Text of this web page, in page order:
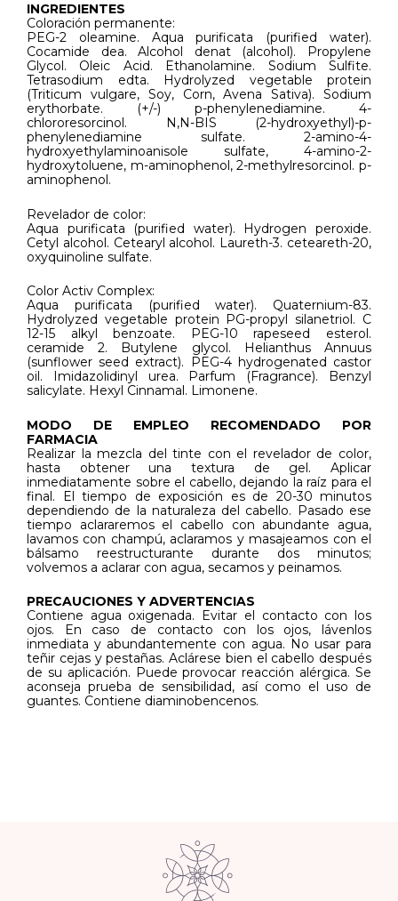
INGREDIENTES
Coloración permanente:
PEG-2 oleamine. Aqua purificata (purified water).
Cocamide dea. Alcohol denat (alcohol). Propylene
Glycol. Oleic Acid. Ethanolamine. Sodium Sulfite.
Tetrasodium edta. Hydrolyzed vegetable protein
(Triticum vulgare, Soy, Corn, Avena Sativa). Sodium
erythorbate. (+/-) p-phenylenediamine. 4-
chlororesorcinol. N,N-BIS (2-hydroxyethyl)-p-
phenylenediamine sulfate. 2-amino-4-
hydroxyethylaminoanisole sulfate, 4-amino-2-
hydroxytoluene, m-aminophenol, 2-methylresorcinol. p-
aminophenol.
Revelador de color:
Aqua purificata (purified water). Hydrogen peroxide.
Cetyl alcohol. Cetearyl alcohol. Laureth-3. ceteareth-20,
oxyquinoline sulfate.
Color Activ Complex:
Aqua purificata (purified water). Quaternium-83.
Hydrolyzed vegetable protein PG-propyl silanetriol. C
12-15 alkyl benzoate. PEG-10 rapeseed esterol.
ceramide 2. Butylene glycol. Helianthus Annuus
(sunflower seed extract). PEG-4 hydrogenated castor
oil. Imidazolidinyl urea. Parfum (Fragrance). Benzyl
salicylate. Hexyl Cinnamal. Limonene.
MODO DE EMPLEO RECOMENDADO POR
FARMACIA
Realizar la mezcla del tinte con el revelador de color,
hasta obtener una textura de gel. Aplicar
inmediatamente sobre el cabello, dejando la raíz para el
final. El tiempo de exposición es de 20-30 minutos
dependiendo de la naturaleza del cabello. Pasado ese
tiempo aclararemos el cabello con abundante agua,
lavamos con champú, aclaramos y masajeamos con el
bálsamo reestructurante durante dos minutos;
volvemos a aclarar con agua, secamos y peinamos.
PRECAUCIONES Y ADVERTENCIAS
Contiene agua oxigenada. Evitar el contacto con los
ojos. En caso de contacto con los ojos, lávenlos
inmediata y abundantemente con agua. No usar para
teñir cejas y pestañas. Aclárese bien el cabello después
de su aplicación. Puede provocar reacción alérgica. Se
aconseja prueba de sensibilidad, así como el uso de
guantes. Contiene diaminobencenos.